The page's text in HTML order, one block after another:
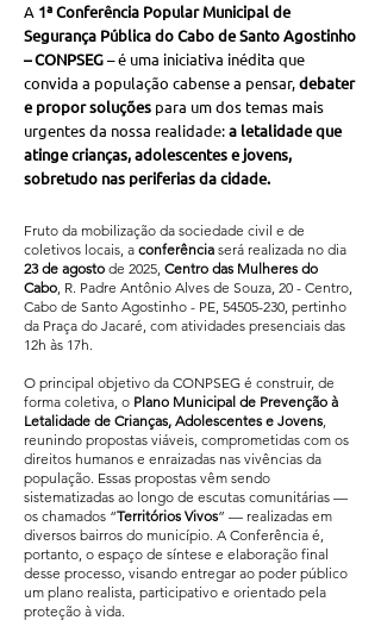
A 1ª Conferência Popular Municipal de
Segurança Pública do Cabo de Santo Agostinho
– CONPSEG– é uma iniciativa inédita que
convida a população cabense a pensar,debater
e propor soluções para um dos temas mais
urgentes da nossa realidade:a letalidade que
atinge crianças, adolescentes e jovens,
sobretudo nas periferias da cidade.
Fruto da mobilização da sociedade civil e de
coletivos locais, a conferência será realizada no dia
23 de agosto de 2025, Centro das Mulheres do
Cabo, R. Padre Antônio Alves de Souza, 20 - Centro,
Cabo de Santo Agostinho - PE, 54505-230, pertinho
da Praça do Jacaré, com atividades presenciais das
12h às 17h.
O principal objetivo da CONPSEG é construir, de
forma coletiva, o Plano Municipal de Prevenção à
Letalidade de Crianças, Adolescentes e Jovens,
reunindo propostas viáveis, comprometidas com os
direitos humanos e enraizadas nas vivências da
população. Essas propostas vêm sendo
sistematizadas ao longo de escutas comunitárias —
os chamados “Territórios Vivos” — realizadas em
diversos bairros do município. A Conferência é,
portanto, o espaço de síntese e elaboração final
desse processo, visando entregar ao poder público
um plano realista, participativo e orientado pela
proteção à vida.